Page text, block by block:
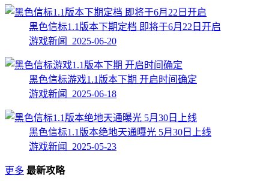
黑色信标1.1版本下期定档 即将于6月22日开启
游戏新闻 2025-06-20
黑色信标游戏1.1版本下期 开启时间确定
游戏新闻 2025-06-18
黑色信标1.1版本绝地天通曝光 5月30日上线
游戏新闻 2025-05-23
更多 最新攻略